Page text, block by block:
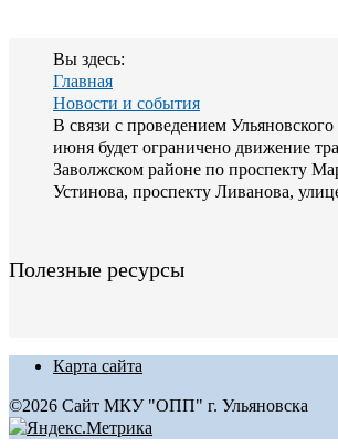
Вы здесь:
Главная
Новости и события
В связи с проведением
июня будет ограничено движение
Заволжском районе по проспекту
Устинова, проспекту Ливанова,
Полезные ресурсы
Карта сайта
©2026 Сайт МКУ "ОПП" г. Ульяновска